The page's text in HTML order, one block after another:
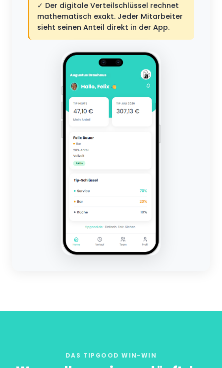
✓ Der digitale Verteilschlüssel rechnet
mathematisch exakt. Jeder Mitarbeiter
sieht seinen Anteil direkt in der App.
DAS TIPGOOD WIN-WIN